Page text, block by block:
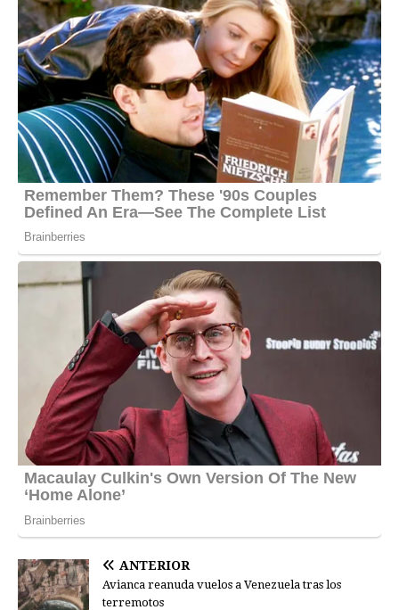
ANTERIOR
Avianca reanuda vuelos a Venezuela tras los
terremotos